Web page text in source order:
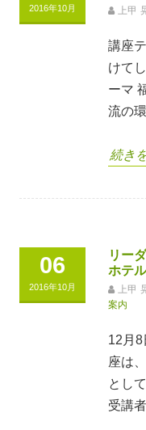
2016年10月 上甲
講座
けて
ーマ
流の
続き
06
2016年10月
リー
ホテ
上甲
案内
12月
座は
とし
受講